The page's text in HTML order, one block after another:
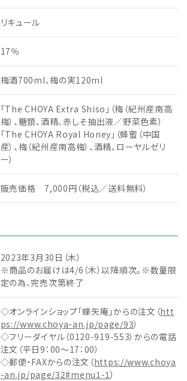
リキュール
17％
梅酒700ml、梅の実120ml
「The CHOYA Extra Shiso」（梅（紀州産南高
梅）、糖類、酒精、赤しそ抽出液／野菜色素）
「The CHOYA Royal Honey」（蜂蜜（中国
産）、梅（紀州産南高梅）、酒精、ローヤルゼリ
ー）
販売価格 7,000円（税込／送料無料）
2023年3月30日（木）
※商品のお届けは4/6（木）以降順次。※数量限
定の為、完売次第終了
◇オンラインショップ「蝶矢庵」からの注文（htt
ps://www.choya-an.jp/page/93）
◇フリーダイヤル（0120-919-553）からの電話
注文（平日9：00～17：00）
◇郵便・FAXからの注文（https://www.choya
-an.jp/page/32#menu1-1）